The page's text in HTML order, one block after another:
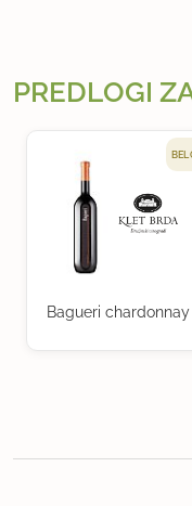
PREDLOGI
Bagueri chardonnay